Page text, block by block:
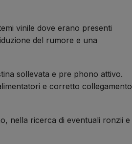
vinile dove erano presenti
del rumore e una
sollevata e pre phono attivo.
e corretto collegamento
nella ricerca di eventuali ronzii e